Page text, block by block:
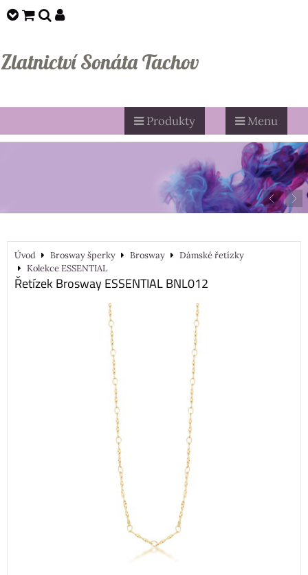
Zlatnictví Sonáta Tachov
Produkty Menu
Úvod Brosway šperky Brosway
Dámské řetízky
Kolekce ESSENTIAL
Řetízek Brosway ESSENTIAL BNL012